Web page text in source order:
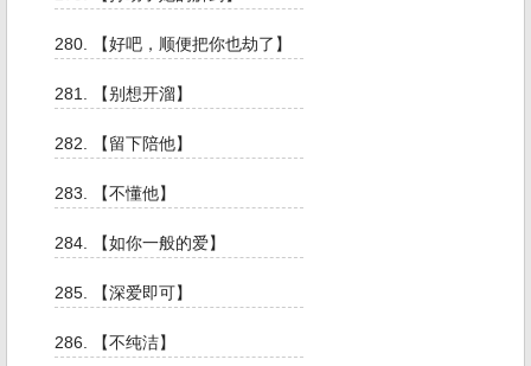
280. 【好吧，顺便把你也劫了】
281. 【别想开溜】
282. 【留下陪他】
283. 【不懂他】
284. 【如你一般的爱】
285. 【深爱即可】
286. 【不纯洁】